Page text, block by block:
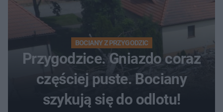
BOCIANY Z PRZYGODZIC
Przygodzice. Gniazdo coraz
częściej puste. Bociany
szykują się do odlotu!